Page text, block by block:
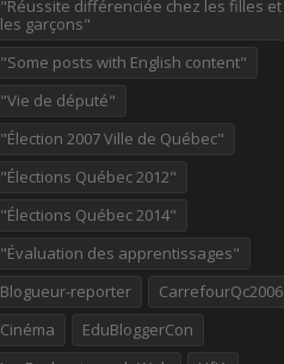
"Réussite différenciée chez les filles et
les garçons"
"Some posts with English content"
"Vie de député"
"Élection 2007 Ville de Québec"
"Élections Québec 2012"
"Élections Québec 2014"
"Évaluation des apprentissages"
Blogueur-reporter
CarrefourQc2006
Cinéma
EduBloggerCon